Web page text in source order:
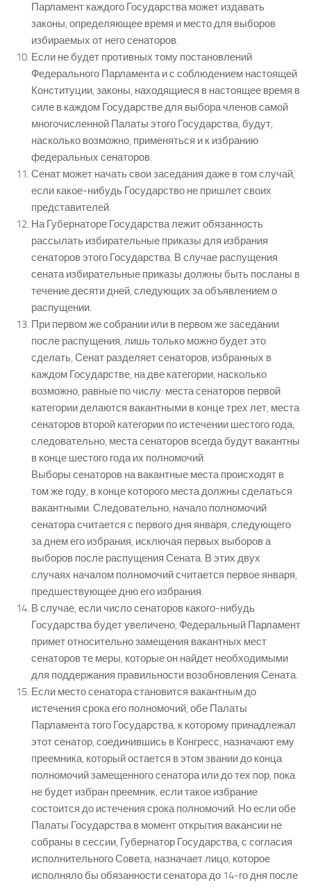
Парламент каждого Государства может издавать
законы, определяющее время и место для выборов
избираемых от него сенаторов.
Если не будет противных тому постановлений
Федерального Парламента и с соблюдением настоящей
Конституции, законы, находящиеся в настоящее время в
силе в каждом Государстве для выбора членов самой
многочисленной Палаты этого Государства, будут,
насколько возможно, применяться и к избранию
федеральных сенаторов.
Сенат может начать свои заседания даже в том случай,
если какое-нибудь Государство не пришлет своих
представителей.
На Губернаторе Государства лежит обязанность
рассылать избирательные приказы для избрания
сенаторов этого Государства. В случае распущения
сената избирательные приказы должны быть посланы в
течение десяти дней, следующих за объявлением о
распущении.
При первом же собрании или в первом же заседании
после распущения, лишь только можно будет это
сделать, Сенат разделяет сенаторов, избранных в
каждом Государстве, на две категории, насколько
возможно, равные по числу: места сенаторов первой
категории делаются вакантными в конце трех лет, места
сенаторов второй категории по истечении шестого года;
следовательно, места сенаторов всегда будут вакантны
в конце шестого года их полномочий.
Выборы сенаторов на вакантные места происходят в
том же году, в конце которого места должны сделаться
вакантными. Следовательно, начало полномочий
сенатора считается с первого дня января, следующего
за днем его избрания, исключая первых выборов а
выборов после распущения Сената. В этих двух
случаях началом полномочий считается первое января,
предшествующее дню его избрания.
В случае, если число сенаторов какого-нибудь
Государства будет увеличено, Федеральный Парламент
примет относительно замещения вакантных мест
сенаторов те меры, которые он найдет необходимыми
для поддержания правильности возобновления Сената.
Если место сенатора становится вакантным до
истечения срока его полномочий, обе Палаты
Парламента того Государства, к которому принадлежал
этот сенатор, соединившись в Конгресс, назначают ему
преемника, который остается в этом звании до конца
полномочий замещенного сенатора или до тех пор, пока
не будет избран преемник, если такое избрание
состоится до истечения срока полномочий. Но если обе
Палаты Государства в момент открытия вакансии не
собраны в сессии, Губернатор Государства, с согласия
исполнительного Совета, назначает лицо, которое
исполняло бы обязанности сенатора до 14-го дня после